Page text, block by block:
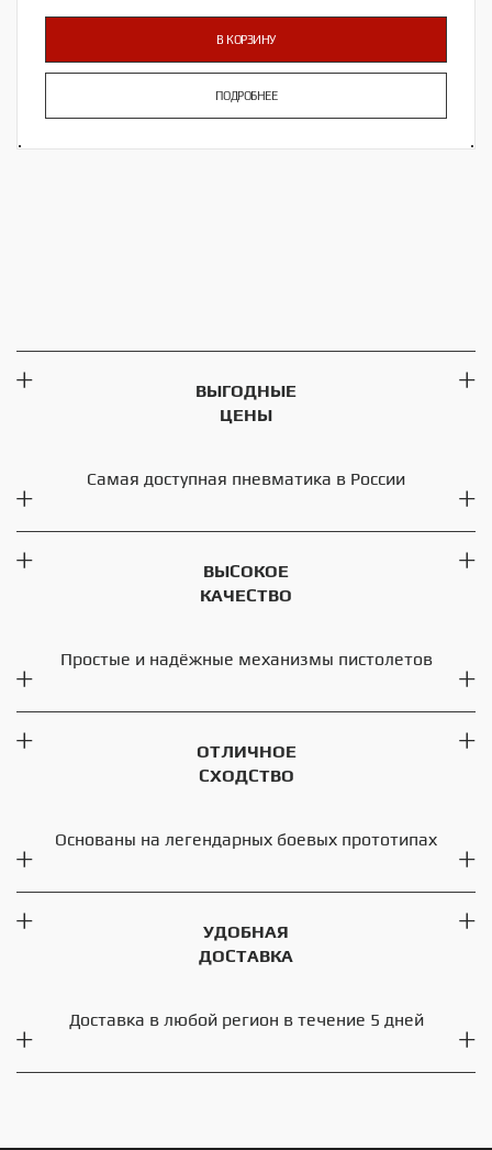
В КОРЗИНУ
ПОДРОБНЕЕ
ВЫГОДНЫЕ
ЦЕНЫ
Самая доступная пневматика в России
ВЫСОКОЕ
КАЧЕСТВО
Простые и надёжные механизмы пистолетов
ОТЛИЧНОЕ
СХОДСТВО
Основаны на легендарных боевых прототипах
УДОБНАЯ
ДОСТАВКА
Доставка в любой регион в течение 5 дней